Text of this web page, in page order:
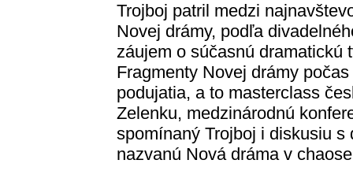
Trojboj patril medzi
Novej drámy, podľa
záujem o súčasnú dramatickú
Fragmenty Novej drámy
podujatia, a to masterclass
Zelenku, medzinárodnú
spomínaný Trojboj i diskusiu
nazvanú Nová dráma v